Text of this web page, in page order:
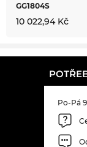
GG1804S
10 022,94 Kč
Po-Pá